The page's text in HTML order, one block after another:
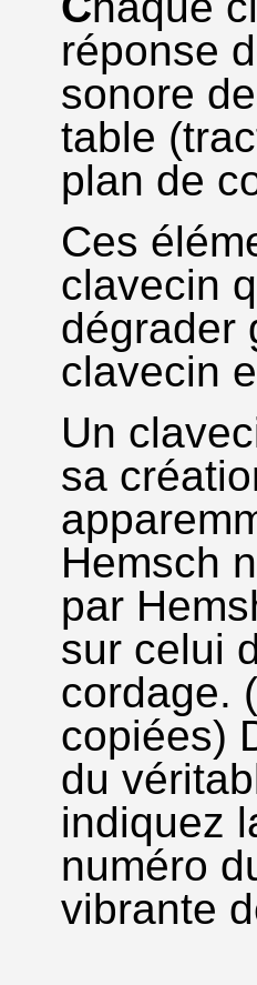
réponse
sonore
table
plan de
Ces
clavecin
dégrader
clavecin
Un
sa
Hemsch
par
sur celui
cordage.
copiées)
du
indiquez
numéro
vibrante